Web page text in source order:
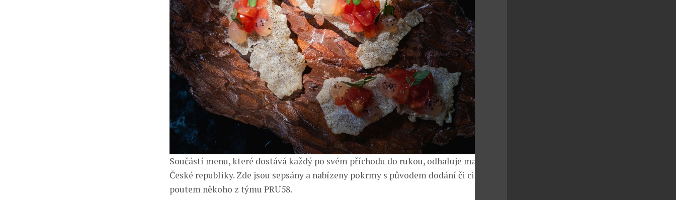
Součástí menu, které dostává každý po svém příchodu do rukou, odhaluje mapu
České republiky. Zde jsou sepsány a nabízeny pokrmy s původem dodání či citovým
poutem někoho z týmu PRU58.